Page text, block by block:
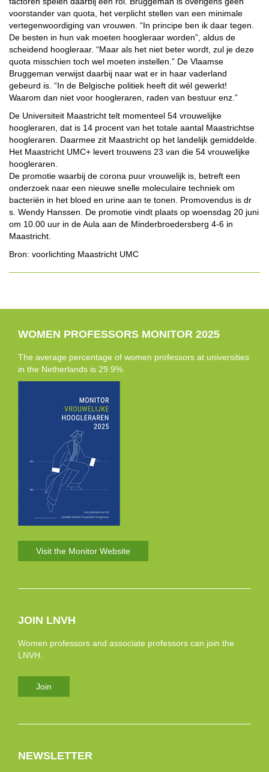
voorstander van quota, het verplicht stellen van een minimale
vertegenwoordiging van vrouwen. “In principe ben ik daar tegen.
De besten in hun vak moeten hoogleraar worden”, aldus de
scheidend hoogleraar. “Maar als het niet beter wordt, zul je deze
quota misschien toch wel moeten instellen.” De Vlaamse
Bruggeman verwijst daarbij naar wat er in haar vaderland
gebeurd is. “In de Belgische politiek heeft dit wél gewerkt!
Waarom dan niet voor hoogleraren, raden van bestuur enz.”
De Universiteit Maastricht telt momenteel 54 vrouwelijke
hoogleraren, dat is 14 procent van het totale aantal Maastrichtse
hoogleraren. Daarmee zit Maastricht op het landelijk gemiddelde.
Het Maastricht UMC+ levert trouwens 23 van die 54 vrouwelijke
hoogleraren.
De promotie waarbij de corona puur vrouwelijk is, betreft een
onderzoek naar een nieuwe snelle moleculaire techniek om
bacteriën in het bloed en urine aan te tonen. Promovendus is dr
s. Wendy Hanssen. De promotie vindt plaats op woensdag 20 juni
om 10.00 uur in de Aula aan de Minderbroedersberg 4-6 in
Maastricht.
Bron: voorlichting Maastricht UMC
WOMEN PROFESSORS MONITOR 2025
The average percentage of women professors at universities
in the Netherlands is 29.9%.
Visit the Monitor Website
JOIN LNVH
Women professors and associate professors can join the
LNVH.
Join
NEWSLETTER